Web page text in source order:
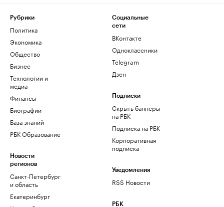
Рубрики
Политика
Экономика
Общество
Бизнес
Технологии и
медиа
Финансы
Биографии
База знаний
РБК Образование
Новости
регионов
Санкт-Петербург
и область
Екатеринбург
Социальные
сети
ВКонтакте
Одноклассники
Telegram
Дзен
Подписки
Скрыть баннеры
на РБК
Подписка на РБК
Корпоративная
подписка
Уведомления
RSS Новости
РБК